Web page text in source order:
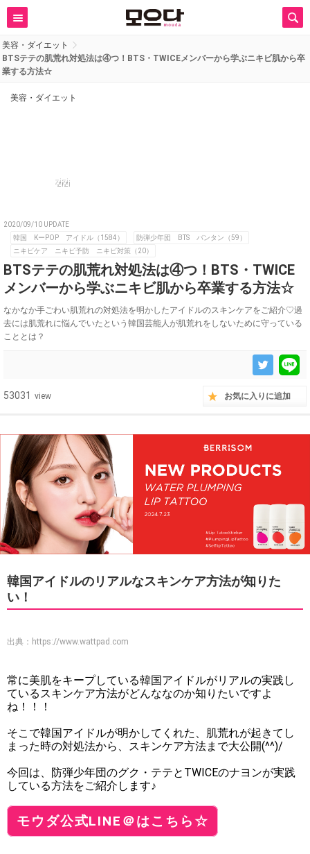
美容・ダイエット
BTSテテの肌荒れ対処法は④つ！BTS・TWICEメンバーから学ぶニキビ肌から卒
業する方法☆
美容・ダイエット
zizi
2020/09/10 UPDATE
韓国 KーPOP アイドル（1584）
防弾少年団 BTS バンタン（59）
ニキビケア ニキビ予防 ニキビ対策（20）
BTSテテの肌荒れ対処法は④つ！BTS・TWICE
メンバーから学ぶニキビ肌から卒業する方法☆
なかなか手ごわい肌荒れの対処法を明かしたアイドルのスキンケアをご紹介♡過
去には肌荒れに悩んでいたという韓国芸能人が肌荒れをしないために守っている
こととは？
53031 view お気に入りに追加
韓国アイドルのリアルなスキンケア方法が知りた
い！
出典： https://www.wattpad.com
常に美肌をキープしている韓国アイドルがリアルの実践し
ているスキンケア方法がどんななのか知りたいですよ
ね！！！
そこで韓国アイドルが明かしてくれた、肌荒れが起きてし
まった時の対処法から、スキンケア方法まで大公開(^^)/
今回は、防弾少年団のグク・テテとTWICEのナヨンが実践
している方法をご紹介します♪
モウダ公式LINE＠はこちら☆